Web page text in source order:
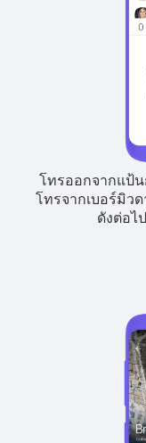
โทรออกจากแป้
โทรจากเบอร์มิว
ดังต่อไ